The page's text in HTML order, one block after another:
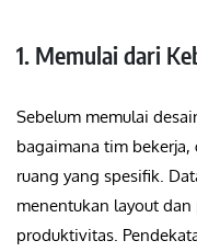
1. Memulai dari
Sebelum memulai
bagaimana tim
ruang yang spesifik.
menentukan layout
produktivitas.